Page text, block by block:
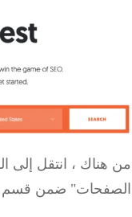
، انتقل إلى
ضمن قسم